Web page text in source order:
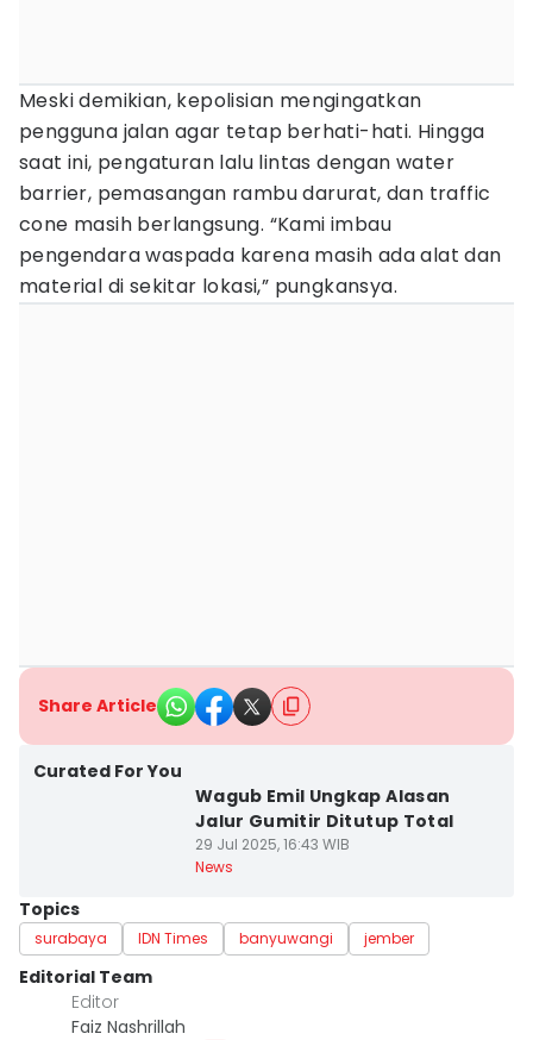
Meski demikian, kepolisian mengingatkan
pengguna jalan agar tetap berhati-hati. Hingga
saat ini, pengaturan lalu lintas dengan water
barrier, pemasangan rambu darurat, dan traffic
cone masih berlangsung. “Kami imbau
pengendara waspada karena masih ada alat dan
material di sekitar lokasi,” pungkansya.
Share Article
Curated For You
Wagub Emil Ungkap Alasan
Jalur Gumitir Ditutup Total
29 Jul 2025, 16:43 WIB
News
Topics
surabaya IDN Times banyuwangi jember
Editorial Team
Editor
Faiz Nashrillah